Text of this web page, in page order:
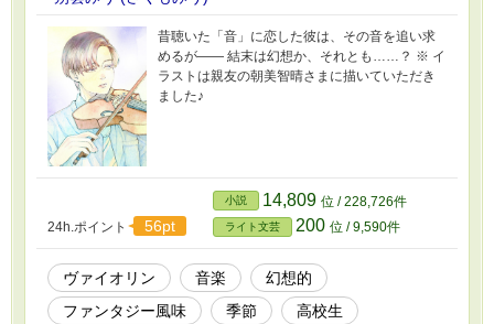
昔聴いた「音」に恋した彼は、その音を追い求
めるが―― 結末は幻想か、それとも……？ ※ イ
ラストは親友の朝美智晴さまに描いていただき
ました♪
24h.ポイント 56pt
小説 14,809 位 / 228,726件
ライト文芸 200 位 / 9,590件
ヴァイオリン 音楽
幻想的
ファンタジー風味
季節
高校生